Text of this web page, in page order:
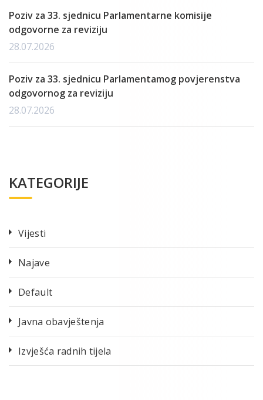
Poziv za 33. sjednicu Parlamentarne komisije
odgovorne za reviziju
28.07.2026
Poziv za 33. sjednicu Parlamentamog povjerenstva
odgovornog za reviziju
28.07.2026
KATEGORIJE
Vijesti
Najave
Default
Javna obavještenja
Izvješća radnih tijela